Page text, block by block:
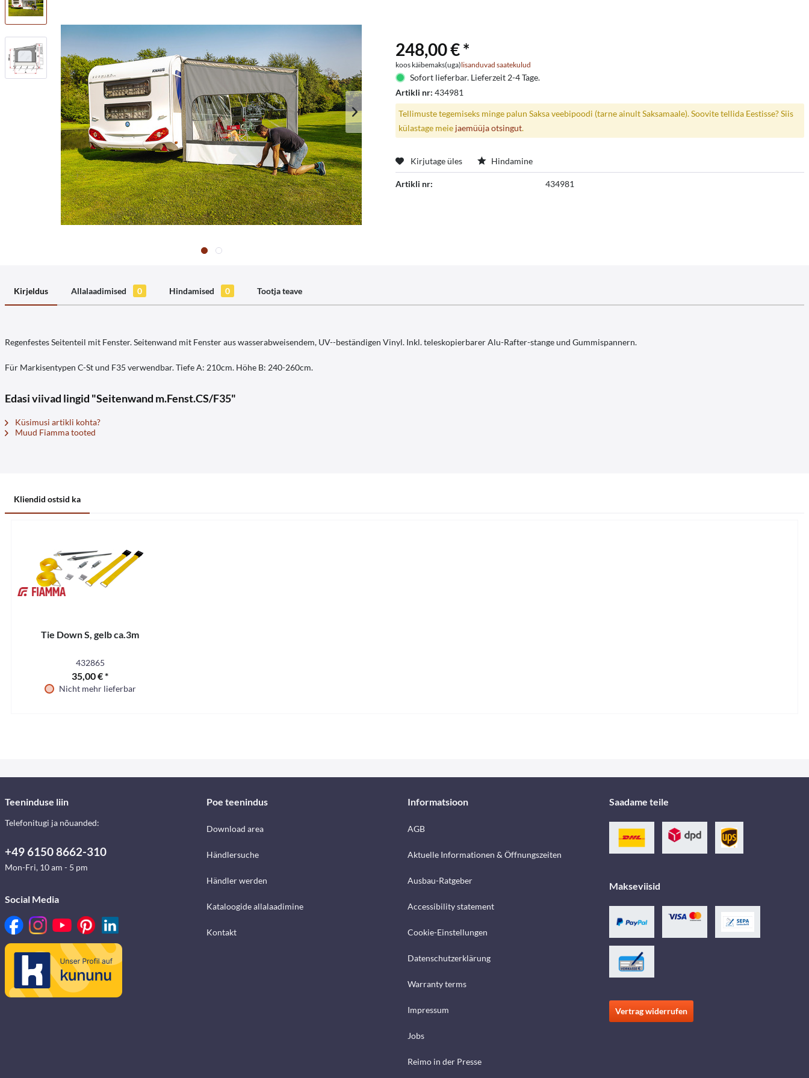
248,00 € *
koos käibemaks(uga)lisanduvad saatekulud
Sofort lieferbar. Lieferzeit 2-4 Tage.
Artikli nr:434981
Tellimuste tegemiseks minge palun Saksa veebipoodi (tarne ainult Saksamaale). Soovite tellida Eestisse? Siis
külastage meie jaemüüja otsingut.
Kirjutage üles Hindamine
Artikli nr: 434981
Kirjeldus Allalaadimised 0 Hindamised 0 Tootja teave
Regenfestes Seitenteil mit Fenster. Seitenwand mit Fenster aus wasserabweisendem, UV--beständigen Vinyl. Inkl. teleskopierbarer Alu-Rafter-stange und Gummispannern.
Für Markisentypen C-St und F35 verwendbar. Tiefe A: 210cm. Höhe B: 240-260cm.
Edasi viivad lingid "Seitenwand m.Fenst.CS/F35"
Küsimusi artikli kohta?
Muud Fiamma tooted
Kliendid ostsid ka
Tie Down S, gelb ca.3m
432865
35,00 € *
Nicht mehr lieferbar
Teeninduse liin
Telefonitugi ja nõuanded:
+49 6150 8662-310
Mon-Fri, 10 am - 5 pm
Social Media
Poe teenindus
Download area
Händlersuche
Händler werden
Kataloogide allalaadimine
Kontakt
Informatsioon
AGB
Aktuelle Informationen & Öffnungszeiten
Ausbau-Ratgeber
Accessibility statement
Cookie-Einstellungen
Datenschutzerklärung
Warranty terms
Impressum
Jobs
Reimo in der Presse
Saadame teile
Makseviisid
Vertrag widerrufen